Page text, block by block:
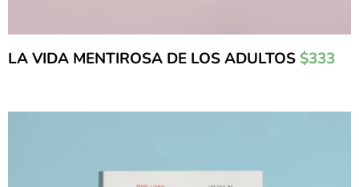
LA VIDA MENTIROSA DE LOS ADULTOS $333